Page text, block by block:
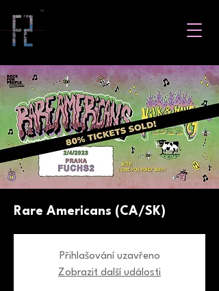
Rare Americans (CA/SK)
Přihlašování uzavřeno
Zobrazit další události